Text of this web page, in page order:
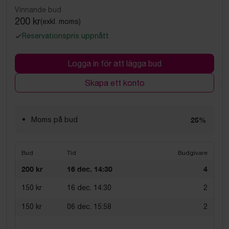
Vinnande bud
200 kr(exkl. moms)
Reservationspris uppnått
Logga in för att lägga bud
Skapa ett konto
Moms på bud 25%
Bud Tid Budgivare
200 kr 16 dec. 14:30 4
150 kr 16 dec. 14:30 2
150 kr 06 dec. 15:58 2